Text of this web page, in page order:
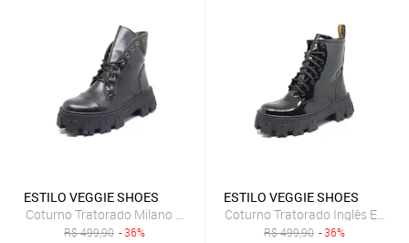
ESTILO VEGGIE SHOES
Coturno Tratorado Milano Estilo Veggie Preto
R$499,90 - 36%
ESTILO VEGGIE SHOES
Coturno Tratorado Inglês Estilo
R$499,90 - 36%